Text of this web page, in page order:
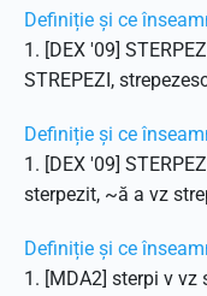
Definiție și ce
1. [DEX '09]
STREPEZI,
Definiție și ce
1. [DEX '09]
sterpezit, ~ă a vz
Definiție și ce
1. [MDA2] sterpi v vz